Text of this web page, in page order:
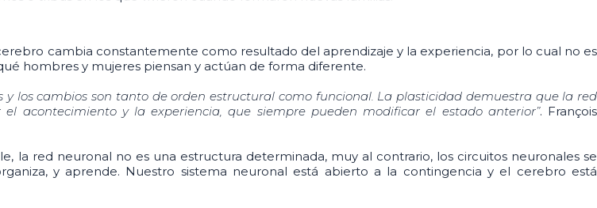
cambia constantemente como resultado del aprendizaje y la experiencia, por lo cual no es
hombres y mujeres piensan y actúan de forma diferente.
los cambios son tanto de orden estructural como funcional. La plasticidad demuestra que la red
acontecimiento y la experiencia, que siempre pueden modificar el estado anterior”. François
la red neuronal no es una estructura determinada, muy al contrario, los circuitos neuronales se
y aprende. Nuestro sistema neuronal está abierto a la contingencia y el cerebro está